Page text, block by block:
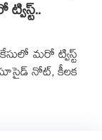
మరో ట్విస్ట్
నోట్, కీలక